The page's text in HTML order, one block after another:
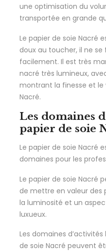
une optimisation du
transportée en grande
Le papier de soie Nacré
doux au toucher, il ne
facilement. Il est très
nacré très lumineux,
montrant la finesse et le
Nacré.
Les domaines
papier de soie
Le papier de soie Nacré
domaines pour les
Le papier de soie Nacré
de mettre en valeur des
la luminosité et un
luxueux.
Les domaines
de soie Nacré peuvent